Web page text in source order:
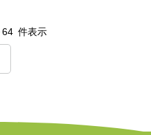
64 件表示